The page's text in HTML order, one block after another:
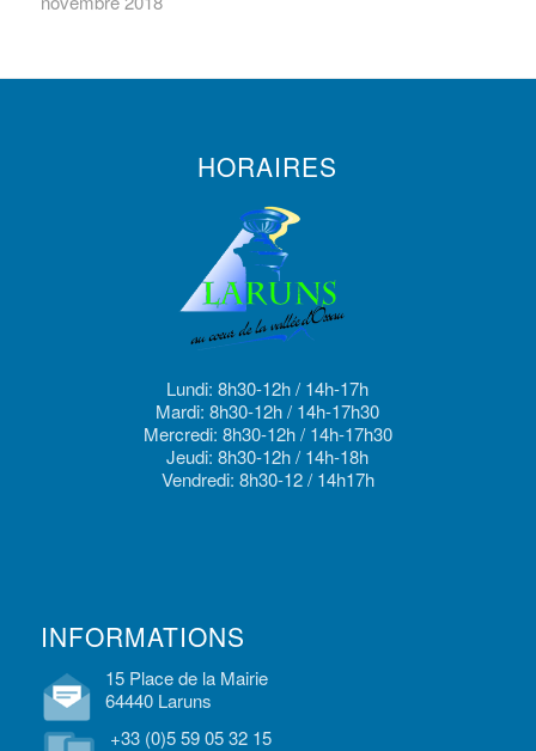
HORAIRES
Lundi: 8h30-12h / 14h-17h
Mardi: 8h30-12h / 14h-17h30
Mercredi: 8h30-12h / 14h-17h30
Jeudi: 8h30-12h / 14h-18h
Vendredi: 8h30-12 / 14h17h
INFORMATIONS
15 Place de la Mairie
64440 Laruns
+33 (0)5 59 05 32 15